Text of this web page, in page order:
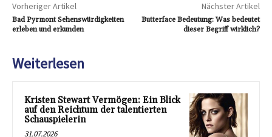
Vorheriger Artikel
Bad Pyrmont Sehenswürdigkeiten
erleben und erkunden
Nächster Artikel
Butterface Bedeutung: Was bedeutet
dieser Begriff wirklich?
Weiterlesen
Kristen Stewart Vermögen: Ein Blick
auf den Reichtum der talentierten
Schauspielerin
31.07.2026